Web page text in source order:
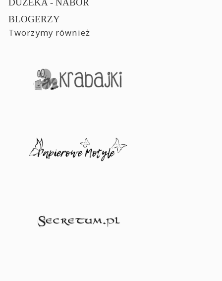
DUŻEKA - NABÓR
BLOGERZY
Tworzymy również